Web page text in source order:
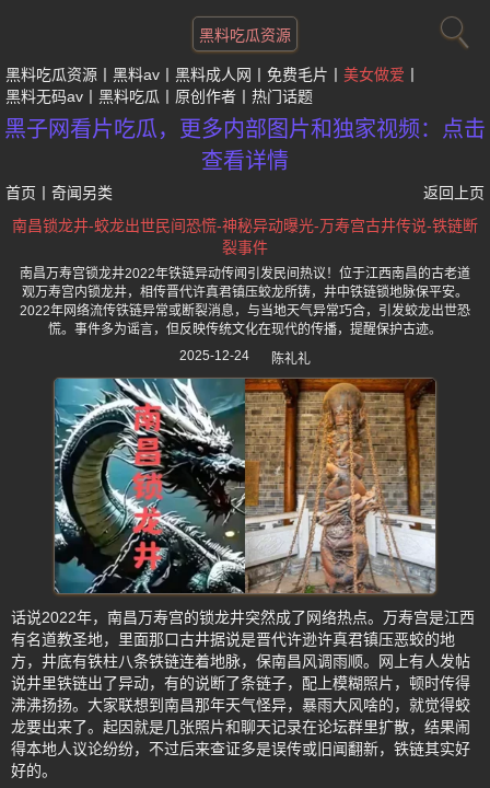
黑料吃瓜资源
黑料吃瓜资源 黑料av 黑料成人网 免费毛片
美女做爱
黑料无码av
黑料吃瓜 原创作者 热门话题
黑子网看片吃瓜，更多内部图片和独家视频：点击
查看详情
首页 奇闻另类
返回上页
南昌锁龙井-蛟龙出世民间恐慌-神秘异动曝光-万寿宫古井传说-铁链断
裂事件
南昌万寿宫锁龙井2022年铁链异动传闻引发民间热议！位于江西南昌的古老道
观万寿宫内锁龙井，相传晋代许真君镇压蛟龙所铸，井中铁链锁地脉保平安。
2022年网络流传铁链异常或断裂消息，与当地天气异常巧合，引发蛟龙出世恐
慌。事件多为谣言，但反映传统文化在现代的传播，提醒保护古迹。
2025-12-24
陈礼礼
话说2022年，南昌万寿宫的锁龙井突然成了网络热点。万寿宫是江西
有名道教圣地，里面那口古井据说是晋代许逊许真君镇压恶蛟的地
方，井底有铁柱八条铁链连着地脉，保南昌风调雨顺。网上有人发帖
说井里铁链出了异动，有的说断了条链子，配上模糊照片，顿时传得
沸沸扬扬。大家联想到南昌那年天气怪异，暴雨大风啥的，就觉得蛟
龙要出来了。起因就是几张照片和聊天记录在论坛群里扩散，结果闹
得本地人议论纷纷，不过后来查证多是误传或旧闻翻新，铁链其实好
好的。